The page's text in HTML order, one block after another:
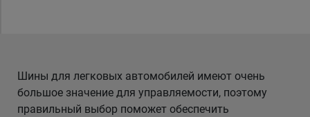
Шины для легковых автомобилей имеют очень
большое значение для управляемости, поэтому
правильный выбор поможет обеспечить